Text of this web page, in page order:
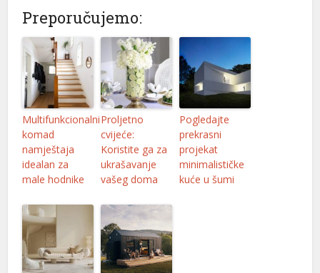
Preporučujemo:
Multifunkcionalni
komad
namještaja
idealan za
male hodnike
Proljetno
cvijeće:
Koristite ga za
ukrašavanje
vašeg doma
Pogledajte
prekrasni
projekat
minimalističke
kuće u šumi